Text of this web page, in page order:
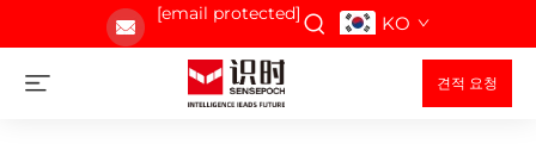
[email protected] KO
견적 요청